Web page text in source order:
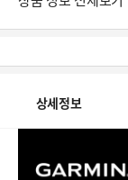
상세정보